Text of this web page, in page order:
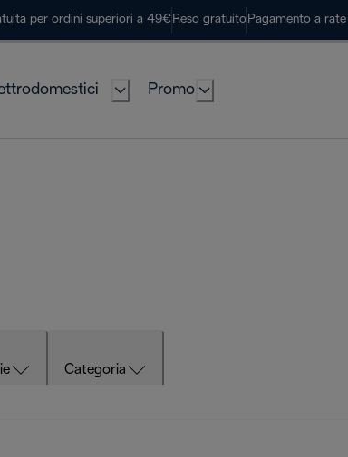
per ordini superiori a 49€ Reso gratuito Pagamento a rate
Promo
Categoria